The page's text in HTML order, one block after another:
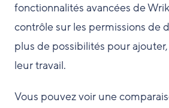
fonctionnalités avancées de
contrôle sur les permissions de
plus de possibilités pour
leur travail.
Vous pouvez voir une